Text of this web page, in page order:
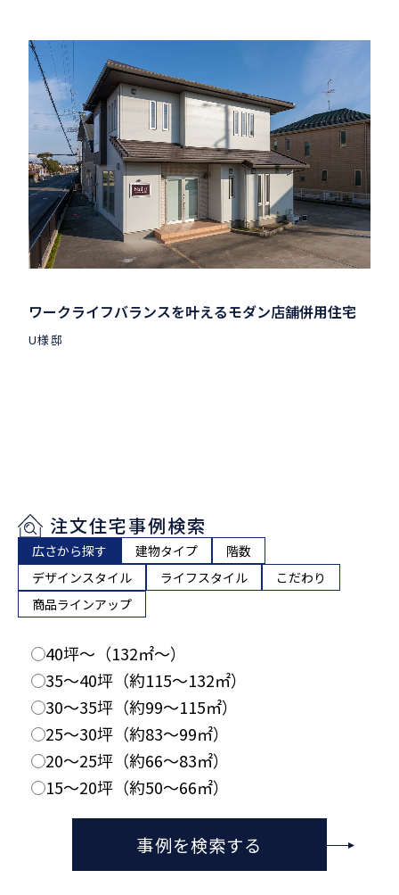
ワークライフバランスを叶えるモダン店舗併用住宅
U様邸
注文住宅事例検索
広さから探す 建物タイプ
階数
デザインスタイル
ライフスタイル
こだわり
商品ラインアップ
40坪〜（132㎡〜）
35〜40坪（約115〜132㎡）
30〜35坪（約99〜115㎡）
25〜30坪（約83〜99㎡）
20〜25坪（約66〜83㎡）
15〜20坪（約50〜66㎡）
事例を検索する